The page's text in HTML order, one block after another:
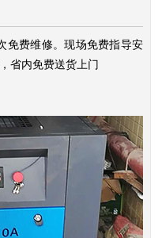
免费维修。现场免费指导安
省内免费送货上门